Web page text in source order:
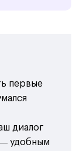
первые
диалог
удобным